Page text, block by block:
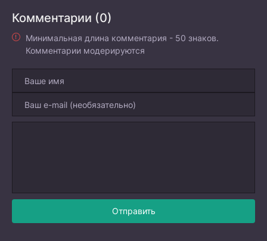
Комментарии (0)
Минимальная длина комментария - 50 знаков.
Комментарии модерируются
Отправить